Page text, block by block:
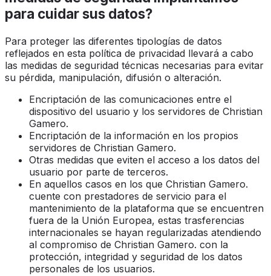
para cuidar sus datos?
Para proteger las diferentes tipologías de datos
reflejados en esta política de privacidad llevará a cabo
las medidas de seguridad técnicas necesarias para evitar
su pérdida, manipulación, difusión o alteración.
Encriptación de las comunicaciones entre el
dispositivo del usuario y los servidores de Christian
Gamero.
Encriptación de la información en los propios
servidores de Christian Gamero.
Otras medidas que eviten el acceso a los datos del
usuario por parte de terceros.
En aquellos casos en los que Christian Gamero.
cuente con prestadores de servicio para el
mantenimiento de la plataforma que se encuentren
fuera de la Unión Europea, estas trasferencias
internacionales se hayan regularizadas atendiendo
al compromiso de Christian Gamero. con la
protección, integridad y seguridad de los datos
personales de los usuarios.